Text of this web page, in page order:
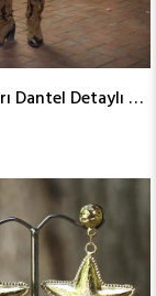
Beyaz Kolları Dantel Detaylı Bluz